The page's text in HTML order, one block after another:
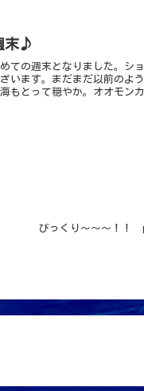
末♪
ての週末となりました。シ
います。まだまだ以前のよ
もとって穏やか。オオモン
びっくり～～～！！